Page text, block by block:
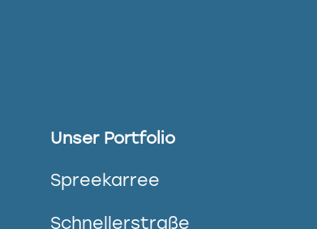
Unser Portfolio
Spreekarree
Schnellerstraße